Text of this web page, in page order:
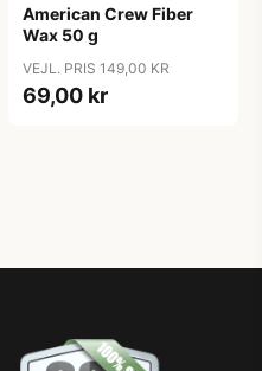
American Crew Fiber
Wax 50 g
VEJL. PRIS 149,00 KR
69,00 kr